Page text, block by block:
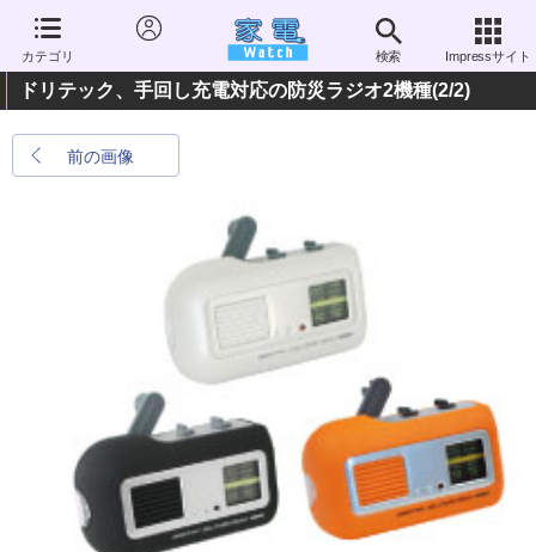
カテゴリ 検索 Impressサイト
ドリテック、手回し充電対応の防災ラジオ2機種(2/2)
前の画像